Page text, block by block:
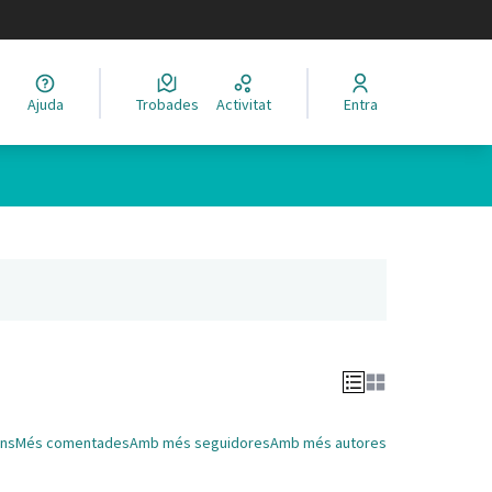
Elegir el idioma
Ajuda Trobades Activitat Entra
Més comentadesAmb més seguidoresAmb més autores